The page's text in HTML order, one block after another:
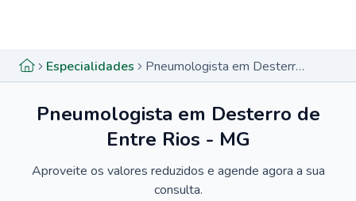
Especialidades Pneumologista em Desterro de Entre Rios - MG
Pneumologista em Desterro de
Entre Rios - MG
Aproveite os valores reduzidos e agende agora a sua
consulta.